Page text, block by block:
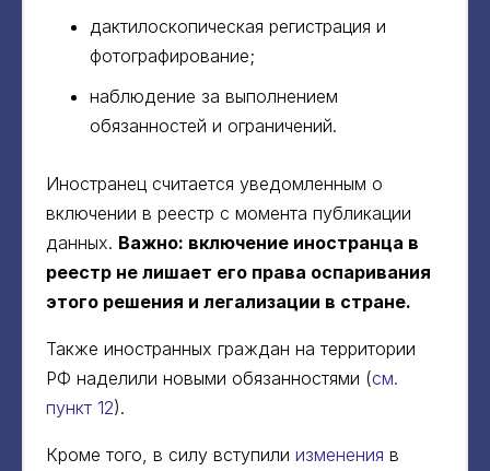
дактилоскопическая регистрация и
фотографирование;
наблюдение за выполнением
обязанностей и ограничений.
Иностранец считается уведомленным о
включении в реестр с момента публикации
данных. Важно: включение иностранца в
реестр не лишает его права оспаривания
этого решения и легализации в стране.
Также иностранных граждан на территории
РФ наделили новыми обязанностями (см.
пункт 12).
Кроме того, в силу вступили изменения в